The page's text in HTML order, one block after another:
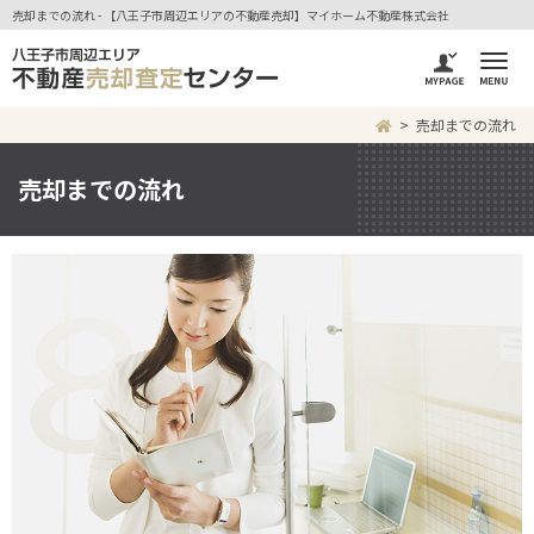
売却までの流れ - 【八王子市周辺エリアの不動産売却】マイホーム不動産株式会社
売却までの流れ
売却までの流れ